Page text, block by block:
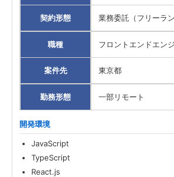
契約形態 業務委託（フリーラン
職種 フロントエンドエン
案件先 東京都
勤務形態 一部リモート
開発環境
JavaScript
TypeScript
React.js